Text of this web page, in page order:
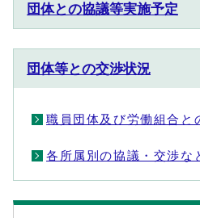
団体との協議等実施予定
団体等との交渉状況
職員団体及び労働組合と
各所属別の協議・交渉な